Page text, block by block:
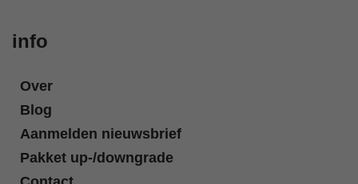
info
Over
Blog
Aanmelden nieuwsbrief
Pakket up-/downgrade